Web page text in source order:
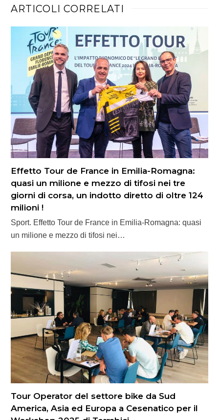
ARTICOLI CORRELATI
Effetto Tour de France in Emilia-Romagna:
quasi un milione e mezzo di tifosi nei tre
giorni di corsa, un indotto diretto di oltre 124
milioni !
Sport. Effetto Tour de France in Emilia-Romagna: quasi
un milione e mezzo di tifosi nei…
Tour Operator del settore bike da Sud
America, Asia ed Europa a Cesenatico per il